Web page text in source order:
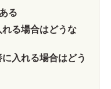
る
る場合はどうな
入れる場合はどう